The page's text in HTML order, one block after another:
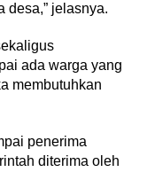
desa,” jelasnya.
ada warga yang
membutuhkan
penerima
diterima oleh